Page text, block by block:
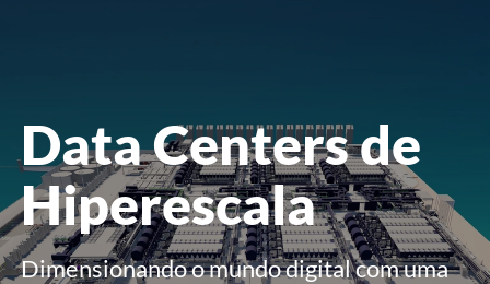
Data Centers de
Hiperescala
Dimensionando o mundo digital com uma